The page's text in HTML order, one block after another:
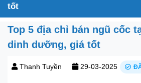
tốt
Top 5 địa chỉ bán ngũ cốc
dinh dưỡng, giá tốt
Thanh Tuyền 29-03-2025